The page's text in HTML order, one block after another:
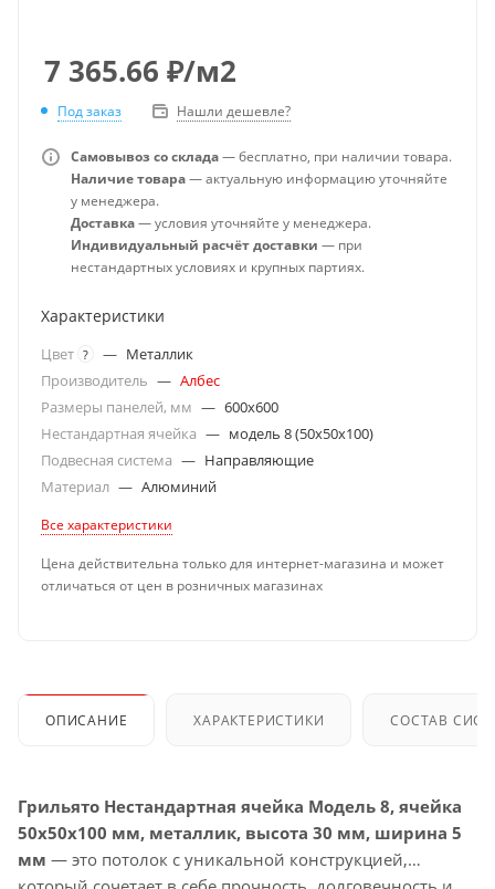
7 365.66 ₽/м2
Под заказ Нашли дешевле?
Самовывоз со склада— бесплатно, при наличии товара.
Наличие товара— актуальную информацию уточняйте
у менеджера.
Доставка— условия уточняйте у менеджера.
Индивидуальный расчёт доставки — при
нестандартных условиях и крупных партиях.
Характеристики
Цвет ? — Металлик
Производитель — Албес
Размеры панелей, мм — 600x600
Нестандартная ячейка — модель 8 (50х50х100)
Подвесная система — Направляющие
Материал — Алюминий
Все характеристики
Цена действительна только для интернет-магазина и может
отличаться от цен в розничных магазинах
ОПИСАНИЕ ХАРАКТЕРИСТИКИ СОСТАВ
Грильято Нестандартная ячейка Модель 8, ячейка
50х50х100 мм, металлик, высота 30 мм, ширина 5
мм — это потолок с уникальной конструкцией,